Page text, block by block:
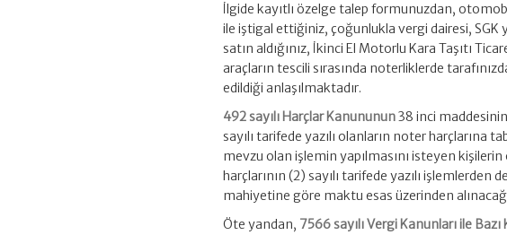
İlgide kayıtlı özelge talep formunuzdan,
ile iştigal ettiğiniz, çoğunlukla vergi dairesi, SGK
satın aldığınız, İkinci El Motorlu Kara Taşıtı
araçların tescili sırasında noterliklerde
edildiği anlaşılmaktadır.
492 sayılı Harçlar Kanununun38 inci
sayılı tarifede yazılı olanların noter harçlarına
mevzu olan işlemin yapılmasını isteyen
harçlarının (2) sayılı tarifede yazılı
mahiyetine göre maktu esas üzerinden
Öte yandan, 7566 sayılı Vergi Kanunları ile